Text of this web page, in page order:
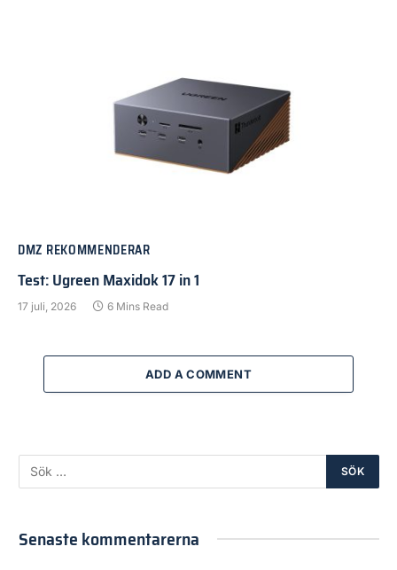
DMZ REKOMMENDERAR
Test: Ugreen Maxidok 17 in 1
17 juli, 2026 6 Mins Read
ADD A COMMENT
Senaste kommentarerna